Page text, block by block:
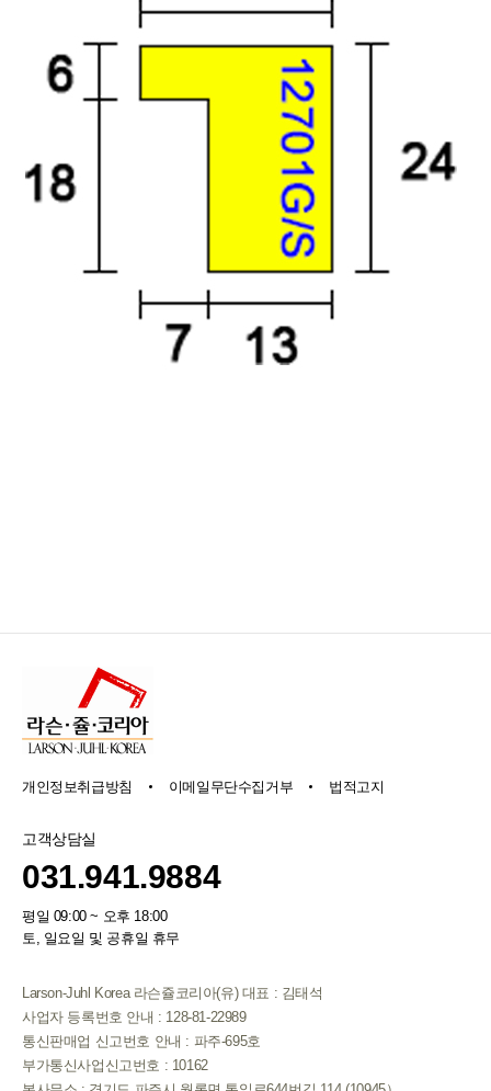
개인정보취급방침 이메일무단수집거부 법적고지
고객상담실
031.941.9884
평일 09:00 ~ 오후 18:00
토, 일요일 및 공휴일 휴무
Larson-Juhl Korea 라슨쥴코리아(유) 대표 : 김태석
사업자 등록번호 안내 : 128-81-22989
통신판매업 신고번호 안내 : 파주-695호
부가통신사업신고번호 : 10162